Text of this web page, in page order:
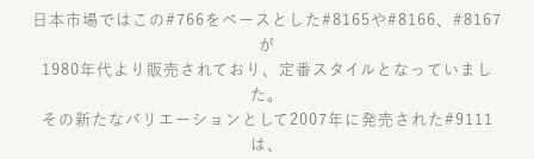
日本市場ではこの#766をベースとした#8165や#8166、#8167
が
1980年代より販売されており、定番スタイルとなっていまし
た。
その新たなバリエーションとして2007年に発売された#9111
は、